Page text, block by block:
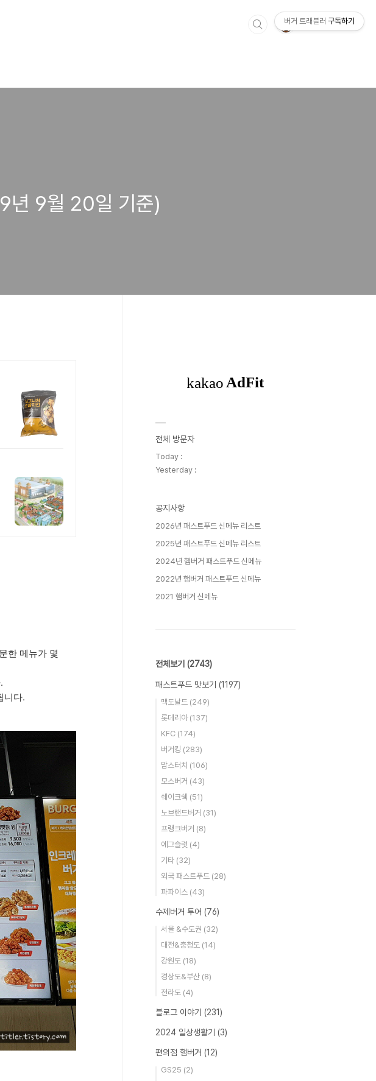
년 9월 20일 기준)
한 메뉴가 몇
니다.
전체 방문자
Today :
Yesterday :
공지사항
2026년 패스트푸드 신메뉴 리스트
2025년 패스트푸드 신메뉴 리스트
2024년 햄버거 패스트푸드 신메뉴
2022년 햄버거 패스트푸드 신메뉴
2021 햄버거 신메뉴
전체보기 (2743)
패스트푸드 맛보기 (1197)
맥도날드 (249)
롯데리아 (137)
KFC (174)
버거킹 (283)
맘스터치 (106)
모스버거 (43)
쉐이크쉑 (51)
노브랜드버거 (31)
프랭크버거 (8)
에그슬럿 (4)
기타 (32)
외국 패스트푸드 (28)
파파이스 (43)
수제버거 투어 (76)
서울 &수도권 (32)
대전&충청도 (14)
강원도 (18)
경상도&부산 (8)
전라도 (4)
블로그 이야기 (231)
2024 일상생활기 (3)
편의점 햄버거 (12)
GS25 (2)
버거 트래블러 구독하기